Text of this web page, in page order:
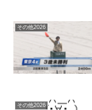
その他2026
その他2026